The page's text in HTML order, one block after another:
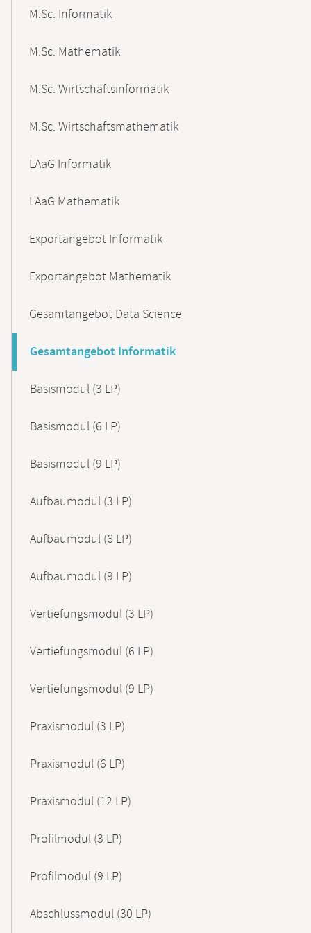
M.Sc. Informatik
M.Sc. Mathematik
M.Sc. Wirtschaftsinformatik
M.Sc. Wirtschaftsmathematik
LAaG Informatik
LAaG Mathematik
Exportangebot Informatik
Exportangebot Mathematik
Gesamtangebot Data Science
Gesamtangebot Informatik
Basismodul (3 LP)
Basismodul (6 LP)
Basismodul (9 LP)
Aufbaumodul (3 LP)
Aufbaumodul (6 LP)
Aufbaumodul (9 LP)
Vertiefungsmodul (3 LP)
Vertiefungsmodul (6 LP)
Vertiefungsmodul (9 LP)
Praxismodul (3 LP)
Praxismodul (6 LP)
Praxismodul (12 LP)
Profilmodul (3 LP)
Profilmodul (9 LP)
Abschlussmodul (30 LP)